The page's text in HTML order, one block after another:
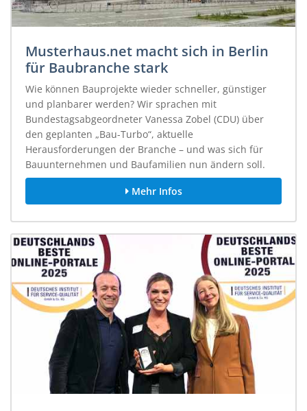
Musterhaus.net macht sich in Berlin
für Baubranche stark
Wie können Bauprojekte wieder schneller, günstiger
und planbarer werden? Wir sprachen mit
Bundestagsabgeordneter Vanessa Zobel (CDU) über
den geplanten „Bau-Turbo“, aktuelle
Herausforderungen der Branche – und was sich für
Bauunternehmen und Baufamilien nun ändern soll.
Mehr Infos